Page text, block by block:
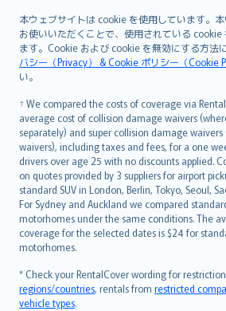
本ウェブサイトは cookie を使用しています。
お使いいただくことで、使用されている cookie
ます。Cookie および cookie を無効にする方法
バシー（Privacy） & Cookie ポリシー（Cookie
い。
† We compared the costs of coverage via
average cost of collision damage waivers
separately) and super collision damage
waivers), including taxes and fees, for a one
drivers over age 25 with no discounts applied.
on quotes provided by 3 suppliers for airport
standard SUV in London, Berlin, Tokyo, Seoul,
For Sydney and Auckland we compared
motorhomes under the same conditions. The
coverage for the selected dates is $24 for
motorhomes.
* Check your RentalCover wording for
regions/countries, rentals from restricted
vehicle types.